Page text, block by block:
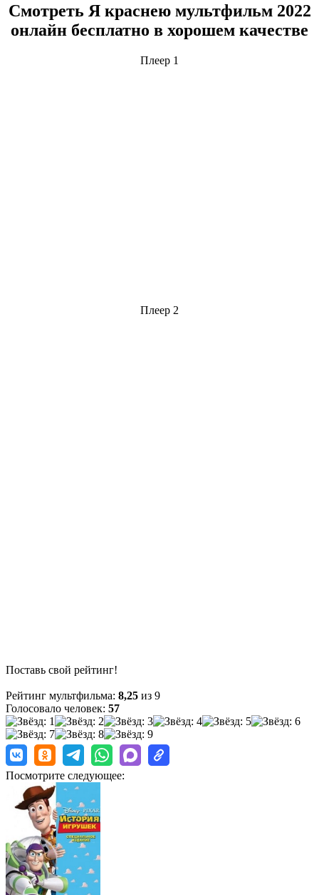
Смотреть Я краснею мультфильм 2022
онлайн бесплатно в хорошем качестве
Плеер 1
Плеер 2
Поставь свой рейтинг!
Рейтинг мультфильма: 8,25 из 9
Голосовало человек: 57
Посмотрите следующее: